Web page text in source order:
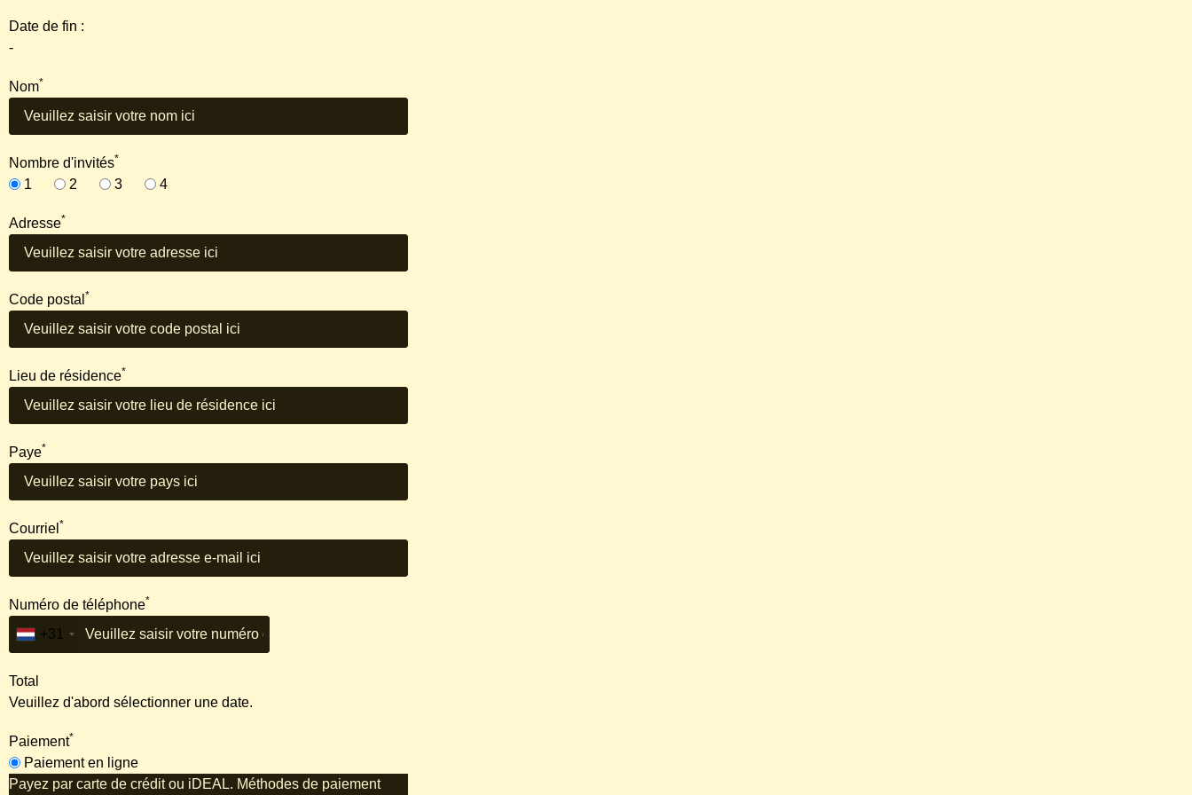
Date de fin :
-
Nom*
Nombre d'invités*
1 2 3 4
Adresse*
Code postal *
Lieu de résidence*
Paye*
Courriel *
Numéro de téléphone*
+31
Total
Veuillez d'abord sélectionner une date.
Paiement*
Paiement en ligne
Payez par carte de crédit ou iDEAL. Méthodes de paiement